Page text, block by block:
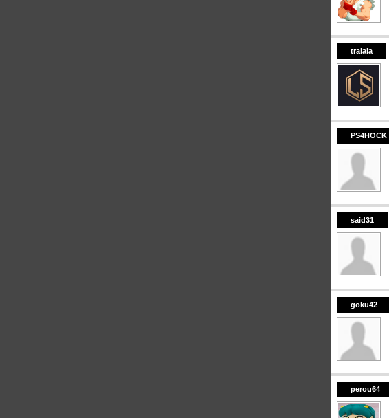
tralala
PS4HOCK
said31
goku42
perou64